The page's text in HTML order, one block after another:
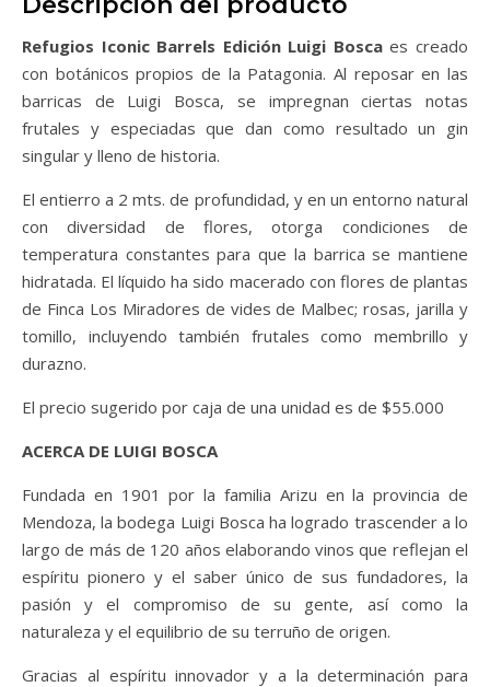
Refugios Iconic Barrels Edición Luigi Boscaes creado
con botánicos propios de la Patagonia. Al reposar en las
barricas de Luigi Bosca, se impregnan ciertas notas
frutales y especiadas que dan como resultado un gin
singular y lleno de historia.
El entierro a 2 mts. de profundidad, y en un entorno natural
con diversidad de flores, otorga condiciones de
temperatura constantes para que la barrica se mantiene
hidratada. El líquido ha sido macerado con flores de plantas
de Finca Los Miradores de vides de Malbec; rosas, jarilla y
tomillo, incluyendo también frutales como membrillo y
durazno.
El precio sugerido por caja de una unidad es de $55.000
ACERCA DE LUIGI BOSCA
Fundada en 1901 por la familia Arizu en la provincia de
Mendoza, la bodega Luigi Bosca ha logrado trascender a lo
largo de más de 120 años elaborando vinos que reflejan el
espíritu pionero y el saber único de sus fundadores, la
pasión y el compromiso de su gente, así como la
naturaleza y el equilibrio de su terruño de origen.
Gracias al espíritu innovador y a la determinación para